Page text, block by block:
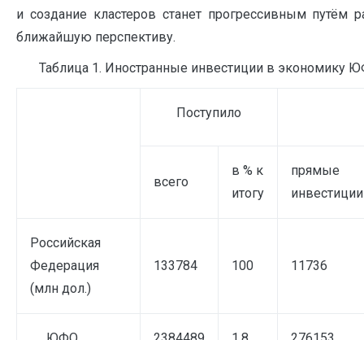
и создание кластеров станет прогрессивным путём
ближайшую перспективу.
Таблица 1. Иностранные инвестиции в экономику
Поступило
всего
в % к
итогу
прямые
инвестиции
Российская
Федерация
(млн дол.)
133784 100 11736